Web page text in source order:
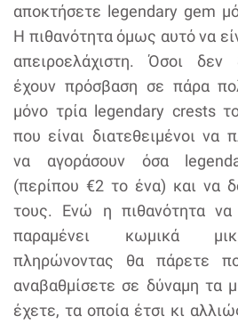
αποκτήσετε legendary gem
Η πιθανότητα όμως αυτό να
απειροελάχιστη. Όσοι δεν
έχουν πρόσβαση σε πάρα
μόνο τρία legendary crests
που είναι διατεθειμένοι να
να αγοράσουν όσα
(περίπου €2 το ένα) και να
τους. Ενώ η πιθανότητα
παραμένει κωμικά
πληρώνοντας θα πάρετε
αναβαθμίσετε σε δύναμη τα
έχετε, τα οποία έτσι κι